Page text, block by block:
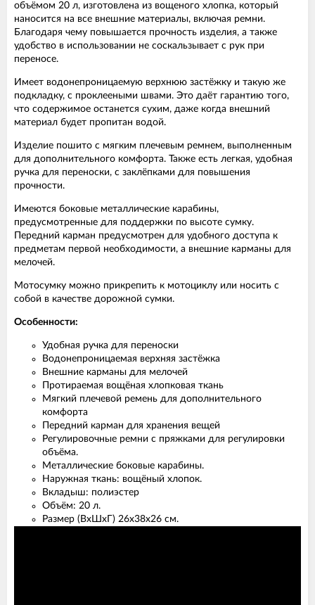
объёмом 20 л, изготовлена из вощеного хлопка, который
наносится на все внешние материалы, включая ремни.
Благодаря чему повышается прочность изделия, а также
удобство в использовании не соскальзывает с рук при
переносе.
Имеет водонепроницаемую верхнюю застёжку и такую же
подкладку, с проклееными швами. Это даёт гарантию того,
что содержимое останется сухим, даже когда внешний
материал будет пропитан водой.
Изделие пошито с мягким плечевым ремнем, выполненным
для дополнительного комфорта. Также есть легкая, удобная
ручка для переноски, с заклёпками для повышения
прочности.
Имеются боковые металлические карабины,
предусмотренные для поддержки по высоте сумку.
Передний карман предусмотрен для удобного доступа к
предметам первой необходимости, а внешние карманы для
мелочей.
Мотосумку можно прикрепить к мотоциклу или носить с
собой в качестве дорожной сумки.
Особенности:
Удобная ручка для переноски
Водонепроницаемая верхняя застёжка
Внешние карманы для мелочей
Протираемая вощёная хлопковая ткань
Мягкий плечевой ремень для дополнительного
комфорта
Передний карман для хранения вещей
Регулировочные ремни с пряжками для регулировки
объёма.
Металлические боковые карабины.
Наружная ткань: вощёный хлопок.
Вкладыш: полиэстер
Объём: 20 л.
Размер (ВхШхГ) 26х38х26 см.